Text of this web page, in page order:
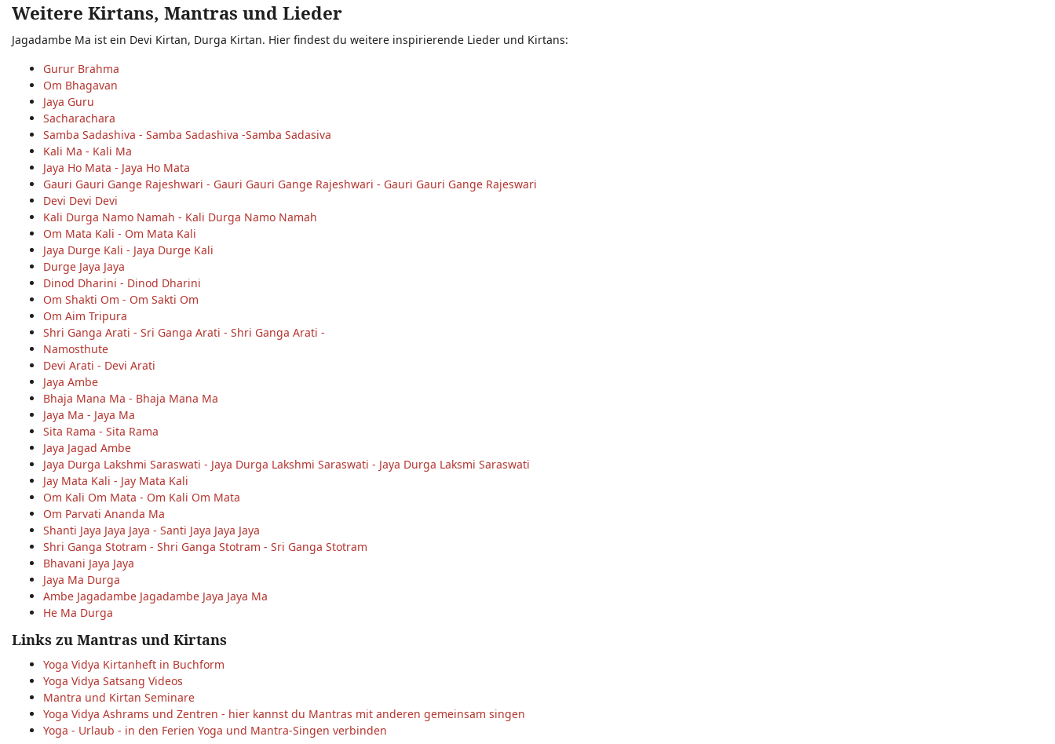
Weitere Kirtans, Mantras und Lieder
Jagadambe Ma ist ein Devi Kirtan, Durga Kirtan. Hier findest du weitere inspirierende Lieder und Kirtans:
Gurur Brahma
Om Bhagavan
Jaya Guru
Sacharachara
Samba Sadashiva - Samba Sadashiva -Samba Sadasiva
Kali Ma - Kali Ma
Jaya Ho Mata - Jaya Ho Mata
Gauri Gauri Gange Rajeshwari - Gauri Gauri Gange Rajeshwari - Gauri Gauri Gange Rajeswari
Devi Devi Devi
Kali Durga Namo Namah - Kali Durga Namo Namah
Om Mata Kali - Om Mata Kali
Jaya Durge Kali - Jaya Durge Kali
Durge Jaya Jaya
Dinod Dharini - Dinod Dharini
Om Shakti Om - Om Sakti Om
Om Aim Tripura
Shri Ganga Arati - Sri Ganga Arati - Shri Ganga Arati -
Namosthute
Devi Arati - Devi Arati
Jaya Ambe
Bhaja Mana Ma - Bhaja Mana Ma
Jaya Ma - Jaya Ma
Sita Rama - Sita Rama
Jaya Jagad Ambe
Jaya Durga Lakshmi Saraswati - Jaya Durga Lakshmi Saraswati - Jaya Durga Laksmi Saraswati
Jay Mata Kali - Jay Mata Kali
Om Kali Om Mata - Om Kali Om Mata
Om Parvati Ananda Ma
Shanti Jaya Jaya Jaya - Santi Jaya Jaya Jaya
Shri Ganga Stotram - Shri Ganga Stotram - Sri Ganga Stotram
Bhavani Jaya Jaya
Jaya Ma Durga
Ambe Jagadambe Jagadambe Jaya Jaya Ma
He Ma Durga
Links zu Mantras und Kirtans
Yoga Vidya Kirtanheft in Buchform
Yoga Vidya Satsang Videos
Mantra und Kirtan Seminare
Yoga Vidya Ashrams und Zentren - hier kannst du Mantras mit anderen gemeinsam singen
Yoga - Urlaub - in den Ferien Yoga und Mantra-Singen verbinden